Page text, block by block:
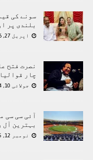
سونے کی
بلندی پر
اپریل 27, 2026
چار
جولائی 10, 2024
آئی سی سی
بہترین آل
نومبر 12, 2025